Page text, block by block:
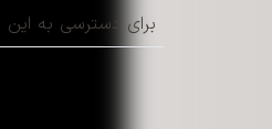
برای دسترسی به